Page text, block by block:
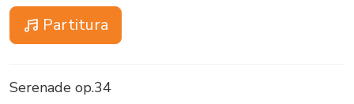
Partitura
Serenade op.34